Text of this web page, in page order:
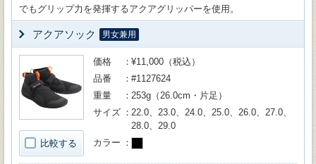
でもグリップ力を発揮するアクアグリッパーを使用。
アクアソック 男女兼用
比較する
価格
¥11,000（税込）
品番
#1127624
重量
253g（26.0cm・片足）
サイズ
22.0、23.0、24.0、25.0、26.0、27.0、
28.0、29.0
カラー